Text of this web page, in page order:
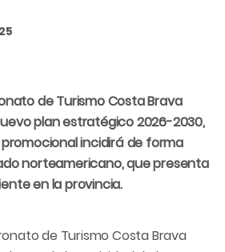
de Turismo Costa Brava
plan estratégico 2026-2030,
incidirá de forma
norteamericano, que presenta
en la provincia.
de Turismo Costa Brava